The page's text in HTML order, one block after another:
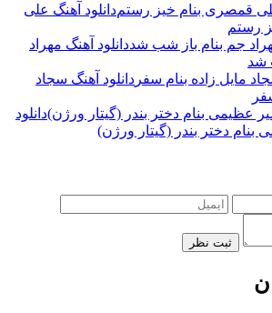
دانلود آهنگ علی
رستم
دانلود آهنگ مهراد
شد
دانلود آهنگ سجاد
دانلود
بنام دختر بندر (گیتار ورژن)
ثبت نظر